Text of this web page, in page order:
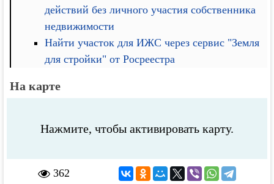
действий без личного участия собственника
недвижимости
Найти участок для ИЖС через сервис "Земля
для стройки" от Росреестра
На карте
Нажмите, чтобы активировать карту.
362